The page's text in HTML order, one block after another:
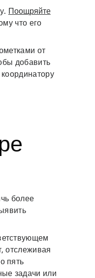
Поощряйте
что его
от
добавить
более
отслеживая
пять
задачи или